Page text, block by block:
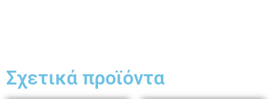
Σχετικά προϊόντα